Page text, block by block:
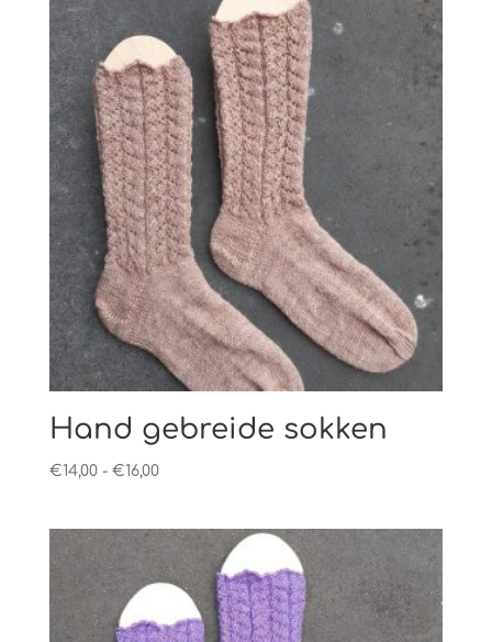
Hand gebreide sokken
€14,00 - €16,00Prijsklasse:
€16,00